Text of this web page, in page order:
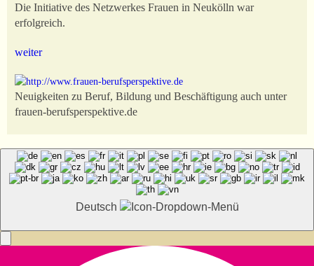
Die Initiative des Netzwerkes Frauen in Neukölln war
erfolgreich.
weiter
Neuigkeiten zu Beruf, Bildung und Beschäftigung auch unter
frauen-berufsperspektive.de
Deutsch